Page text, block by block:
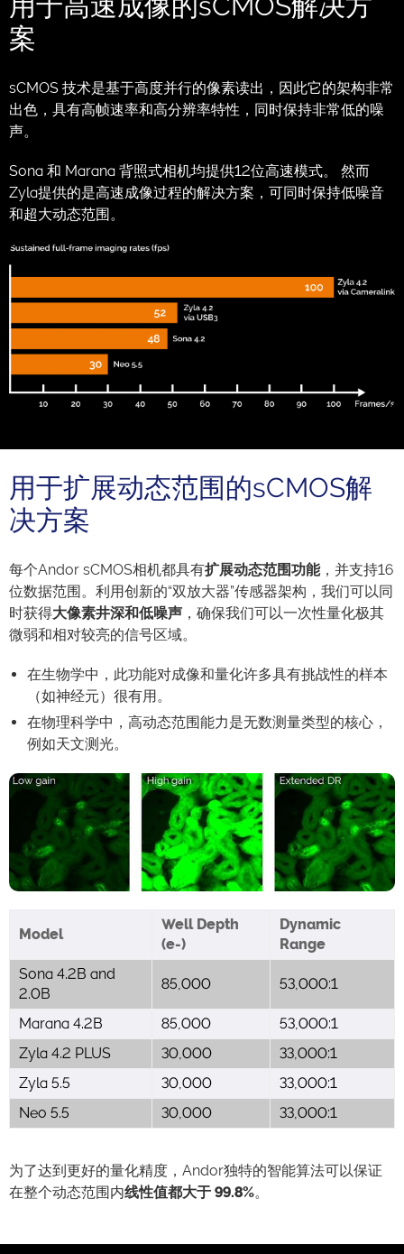
案
sCMOS 技术是基于高度并行的像素读出，因此它的架构非常
出色，具有高帧速率和高分辨率特性，同时保持非常低的噪
声。
Sona 和 Marana 背照式相机均提供12位高速模式。 然而
Zyla提供的是高速成像过程的解决方案，可同时保持低噪音
和超大动态范围。
用于扩展动态范围的sCMOS解
决方案
每个Andor sCMOS相机都具有扩展动态范围功能，并支持16
位数据范围。利用创新的“双放大器”传感器架构，我们可以同
时获得大像素井深和低噪声 ，确保我们可以一次性量化极其
微弱和相对较亮的信号区域。
在生物学中，此功能对成像和量化许多具有挑战性的样本
（如神经元）很有用。
在物理科学中，高动态范围能力是无数测量类型的核心，
例如天文测光。
Model
Well Depth
(e-)
Dynamic
Range
Sona 4.2B and
2.0B
85,000 53,000:1
Marana 4.2B 85,000
53,000:1
Zyla 4.2 PLUS
30,000
33,000:1
Zyla 5.5
30,000
33,000:1
Neo 5.5
30,000 33,000:1
为了达到更好的量化精度，Andor独特的智能算法可以保证
在整个动态范围内线性值都大于 99.8%。